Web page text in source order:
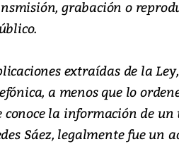
grabación o
extraídas de la
a menos que lo
la información de un
Sáez, legalmente fue un